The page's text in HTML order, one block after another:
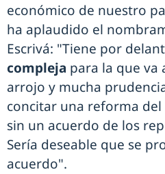
económico de nuestro
ha aplaudido el
Escrivá: "Tiene por
compleja para la que va
arrojo y mucha
concitar una reforma
sin un acuerdo de los
Sería deseable que se
acuerdo".